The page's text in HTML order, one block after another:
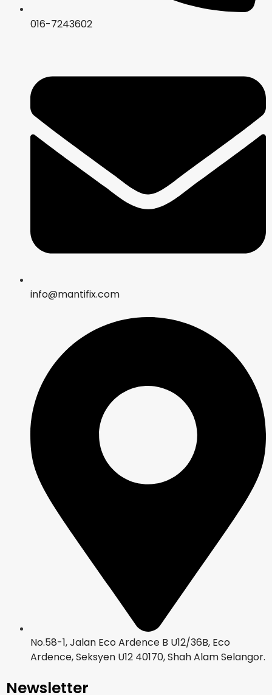
016-7243602
info@mantifix.com
No.58-1, Jalan Eco Ardence B U12/36B, Eco
Ardence, Seksyen U12 40170, Shah Alam Selangor.
Newsletter